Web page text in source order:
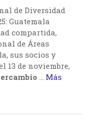
de Diversidad
Guatemala
compartida,
de Áreas
sus socios y
13 de noviembre,
… Más